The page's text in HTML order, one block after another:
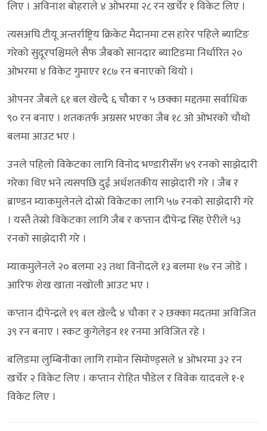
लिए । अविनाश बोहराले ४ ओभरमा २८ रन खर्चेर १ विकेट लिए ।
त्यसअघि टीयू अन्तर्राष्ट्रिय क्रिकेट मैदानमा टस हारेर पहिले ब्याटिङ
गरेको सुदूरपश्चिमले सैफ जैबको सानदार ब्याटिङमा निर्धारित २०
ओभरमा ४ विकेट गुमाएर १८७ रन बनाएको थियो ।
ओपनर जैबले ६१ बल खेल्दै ६ चौका र ५ छक्का मद्दतमा सर्वाधिक
९० रन बनाए । शतकतर्फ अग्रसर भएका जैब १८ ओ ओभरको चौथो
बलमा आउट भए ।
उनले पहिलो विकेटका लागि विनोद भण्डारीसँग ४९ रनको साझेदारी
गरेका थिए भने त्यसपछि दुई अर्धशतकीय साझेदारी गरे । जैब र
ब्राण्डन म्याकमुलेनले दोस्रो विकेटका लागि ५७ रनको साझेदारी गरे
। यस्तै तेस्रो विकेटका लागि जैब र कप्तान दीपेन्द्र सिंह ऐरीले ५३
रनको साझेदारी गरे ।
म्याकमुलेनले २० बलमा २३ तथा विनोदले १३ बलमा १७ रन जोडे ।
आरिफ शेख खाता नखोली आउट भए ।
कप्तान दीपेन्द्रले १९ बल खेल्दै ४ चौका र २ छक्का मदतमा अविजित
३९ रन बनाए । स्कट कुगेलेइन ११ रनमा अविजित रहे ।
बलिङमा लुम्बिनीका लागि रामोन सिमोण्ड्सले ४ ओभरमा ३२ रन
खर्चेर २ विकेट लिए । कप्तान रोहित पौडेल र विवेक यादवले १-१
विकेट लिए ।